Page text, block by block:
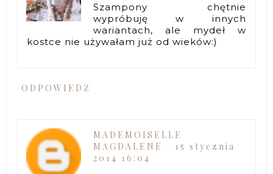
Szampony chętnie
wypróbuję w innych
wariantach, ale mydeł w
kostce nie używałam już od wieków:)
ODPOWIEDZ
MADEMOISELLE
MAGDALENE
15 stycznia
2014 16:04